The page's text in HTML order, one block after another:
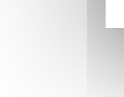
perspective les connaissances